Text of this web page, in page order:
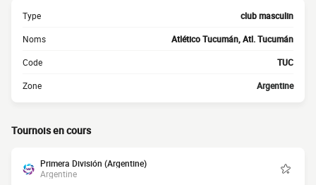
Type club masculin
Noms Atlético Tucumán, Atl. Tucumán
Code TUC
Zone Argentine
Tournois en cours
Primera División (Argentine)
Argentine